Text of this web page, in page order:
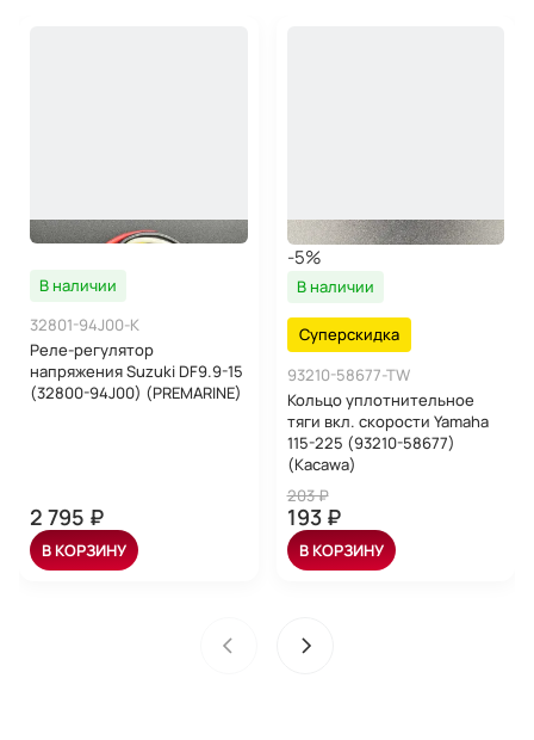
В наличии
32801-94J00-K
Реле-регулятор
напряжения Suzuki DF9.9-15
(32800-94J00) (PREMARINE)
2 795 ₽
В КОРЗИНУ
-5%
В наличии
Суперскидка
93210-58677-TW
Кольцо уплотнительное
тяги вкл. скорости Yamaha
115-225 (93210-58677)
(Kacawa)
203 ₽
193 ₽
В КОРЗИНУ